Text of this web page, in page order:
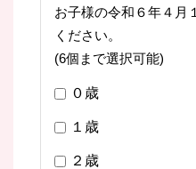
お子様の令和６年４月
ください。
(6個まで選択可能)
０歳
１歳
２歳